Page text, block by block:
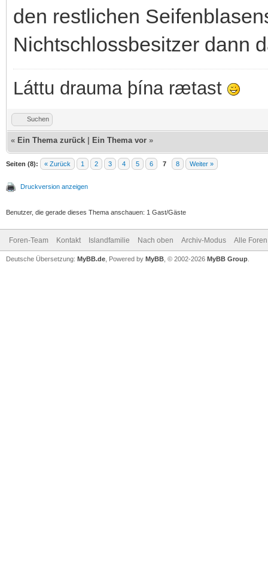
den restlichen
Nichtschlossbesitzer dann
Láttu drauma þína rætast
Suchen
« Ein Thema zurück Ein Thema vor »
Seiten (8): « Zurück 1 2 3 4 5 6 7 8 Weiter »
Druckversion anzeigen
Benutzer, die gerade dieses Thema anschauen: 1 Gast/Gäste
Foren-Team Kontakt Islandfamilie Nach oben Archiv-Modus Alle
Deutsche Übersetzung: MyBB.de , Powered by MyBB , © 2002-2026 MyBB Group